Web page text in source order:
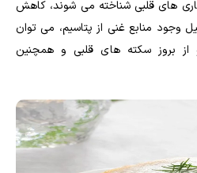
های قلبی شناخته می شوند، کاهش
وجود منابع غنی از پتاسیم، می توان
از بروز سکته های قلبی و همچنین